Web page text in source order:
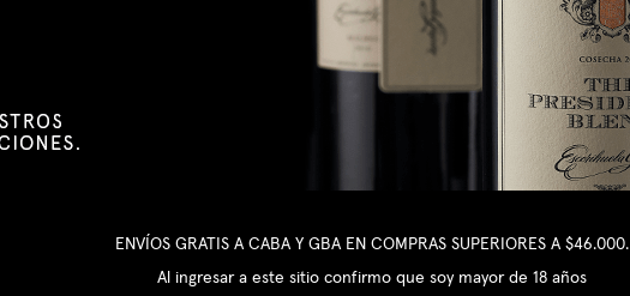
ENVÍOS GRATIS A CABA Y GBA EN COMPRAS SUPERIORES A $46.000.
Al ingresar a este sitio confirmo que soy mayor de 18 años